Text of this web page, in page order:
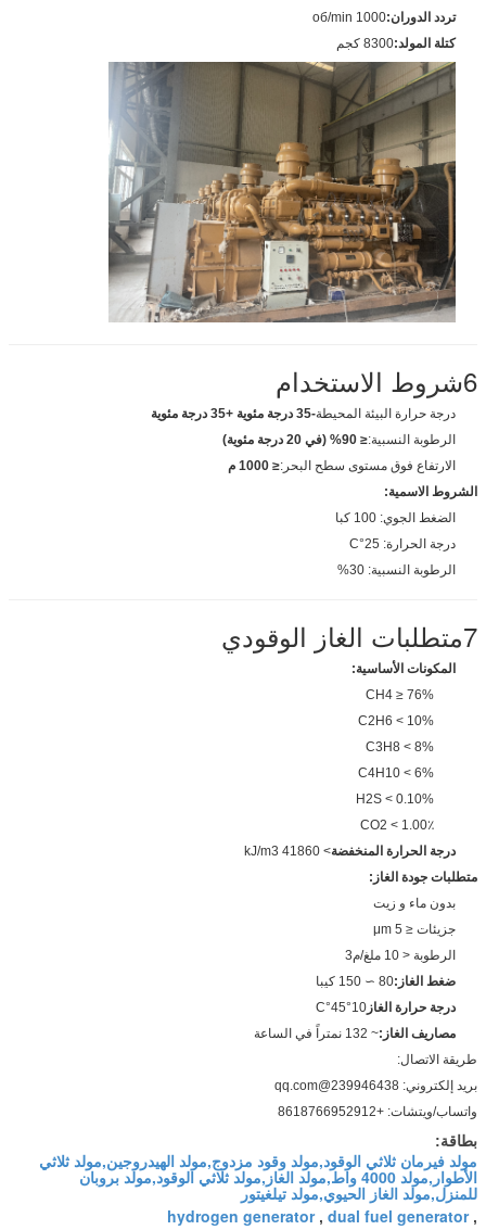
تردد الدوران:1000 об/min
كتلة المولد:8300 كجم
6شروط الاستخدام
درجة حرارة البيئة المحيطة-35 درجة مئوية +35 درجة مئوية
الرطوبة النسبية:≤ 90% (في 20 درجة مئوية)
الارتفاع فوق مستوى سطح البحر:≤ 1000 م
الشروط الاسمية:
الضغط الجوي: 100 كبا
درجة الحرارة: 25°C
الرطوبة النسبية: 30%
7متطلبات الغاز الوقودي
المكونات الأساسية:
CH4 ≥ 76%
C2H6 < 10%
C3H8 < 8%
C4H10 < 6%
H2S < 0.10%
CO2 < 1.00٪
درجة الحرارة المنخفضة> 41860 kJ/m3
متطلبات جودة الغاز:
بدون ماء و زيت
جزيئات ≤ 5 μm
الرطوبة < 10 ملغ/م3
ضغط الغاز:80 ∼ 150 كيبا
درجة حرارة الغاز 10°45°C
مصاريف الغاز:~ 132 نمتراً في الساعة
طريقة الاتصال:
بريد إلكتروني: 239946438@qq.com
واتساب/ويتشات: +8618766952912
بطاقة:
مولد فيرمان ثلاثي الوقود,مولد وقود مزدوج,مولد الهيدروجين,مولد ثلاثي
الأطوار,مولد 4000 واط,مولد الغاز,مولد ثلاثي الوقود,مولد بروبان
للمنزل,مولد الغاز الحيوي,مولد تيلغيتور
,
dual fuel generator
,
hydrogen generator